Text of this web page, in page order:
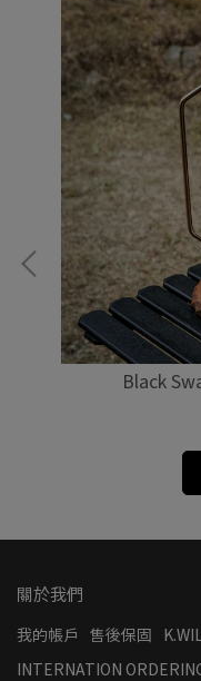
Black
關於我們
我的帳戶 售後保固
INTERNATION